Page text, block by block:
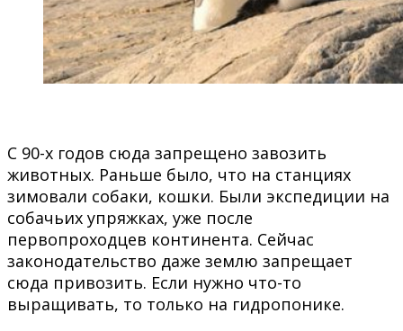
С 90-х годов сюда запрещено завозить
животных. Раньше было, что на станциях
зимовали собаки, кошки. Были экспедиции на
собачьих упряжках, уже после
первопроходцев континента. Сейчас
законодательство даже землю запрещает
сюда привозить. Если нужно что-то
выращивать, то только на гидропонике.